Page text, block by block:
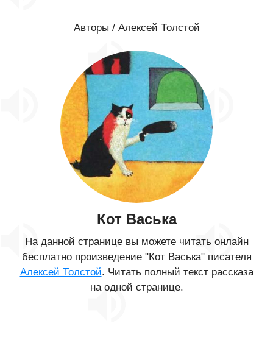
Авторы / Алексей Толстой
Кот Васька
На данной странице вы можете читать онлайн
бесплатно произведение "Кот Васька" писателя
Алексей Толстой. Читать полный текст рассказа
на одной странице.